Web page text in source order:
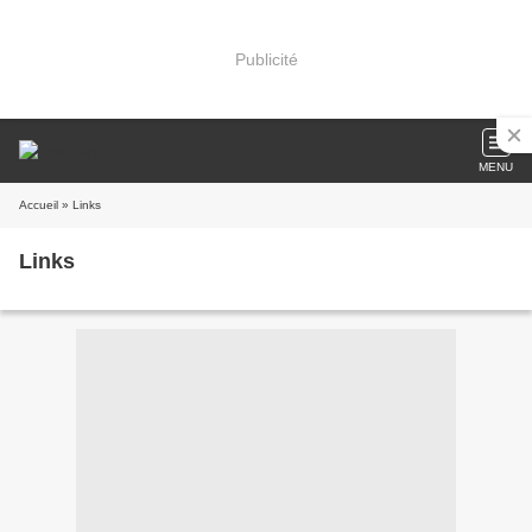
Publicité
MENU
Accueil » Links
Links